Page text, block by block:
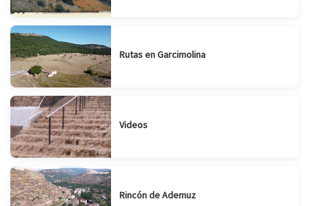
Rutas en Garcimolina
Videos
Rincón de Ademuz